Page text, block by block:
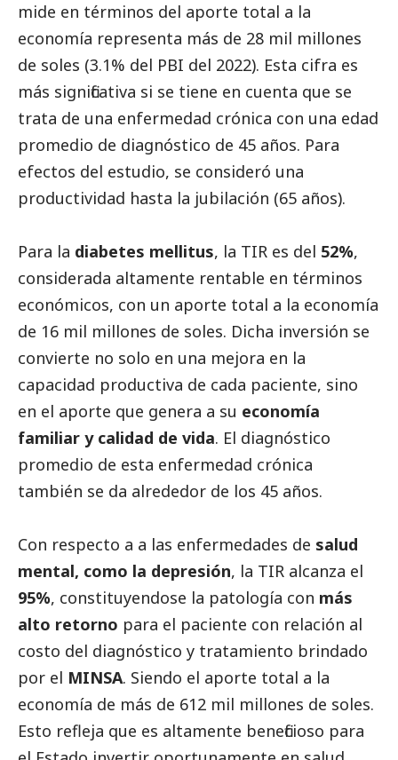
mide en términos del aporte total a la
economía representa más de 28 mil millones
de soles (3.1% del PBI del 2022). Esta cifra es
más significativa si se tiene en cuenta que se
trata de una enfermedad crónica con una edad
promedio de diagnóstico de 45 años. Para
efectos del estudio, se consideró una
productividad hasta la jubilación (65 años).
Para la diabetes mellitus, la TIR es del 52%,
considerada altamente rentable en términos
económicos, con un aporte total a la economía
de 16 mil millones de soles. Dicha inversión se
convierte no solo en una mejora en la
capacidad productiva de cada paciente, sino
en el aporte que genera a su economía
familiar y calidad de vida. El diagnóstico
promedio de esta enfermedad crónica
también se da alrededor de los 45 años.
Con respecto a a las enfermedades de salud
mental, como la depresión, la TIR alcanza el
95%, constituyendose la patología con más
alto retorno para el paciente con relación al
costo del diagnóstico y tratamiento brindado
por el MINSA. Siendo el aporte total a la
economía de más de 612 mil millones de soles.
Esto refleja que es altamente beneficioso para